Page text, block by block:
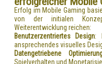
Erfolg im Mobile Gaming
von der initialen
Weiterentwicklung reichen:
Benutzerzentriertes Design:
ansprechendes visuelles
Datengetriebene
Spielverhalten und